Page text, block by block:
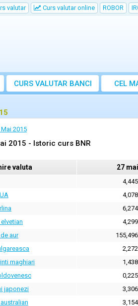
valutar Curs valutar online ROBOR
CURS VALUTAR BANCI CEL
2015
2015 - Istoric curs BNR
valuta 27
aur
maghiari
japonezi